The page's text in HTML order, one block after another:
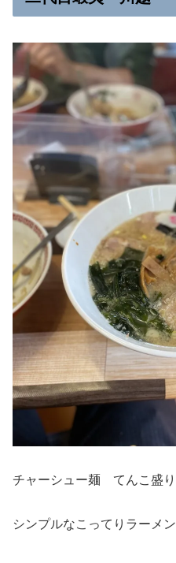
チャーシュー麺 てんこ盛り
シンプルなこってりラーメン